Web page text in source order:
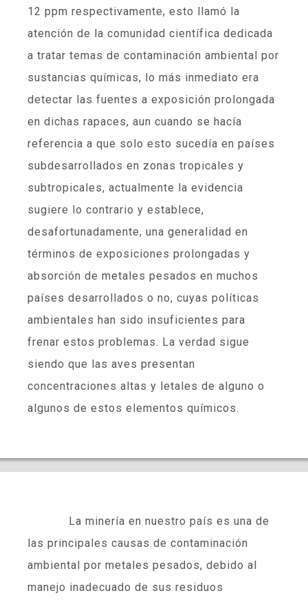
12 ppm respectivamente, esto llamó la
atención de la comunidad científica dedicada
a tratar temas de contaminación ambiental por
sustancias químicas, lo más inmediato era
detectar las fuentes a exposición prolongada
en dichas rapaces, aun cuando se hacía
referencia a que solo esto sucedía en países
subdesarrollados en zonas tropicales y
subtropicales, actualmente la evidencia
sugiere lo contrario y establece,
desafortunadamente, una generalidad en
términos de exposiciones prolongadas y
absorción de metales pesados en muchos
países desarrollados o no, cuyas políticas
ambientales han sido insuficientes para
frenar estos problemas. La verdad sigue
siendo que las aves presentan
concentraciones altas y letales de alguno o
algunos de estos elementos químicos.
La minería en nuestro país es una de
las principales causas de contaminación
ambiental por metales pesados, debido al
manejo inadecuado de sus residuos